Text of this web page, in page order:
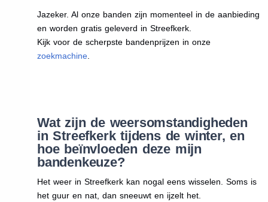
Jazeker. Al onze banden zijn momenteel in de aanbieding
en worden gratis geleverd in Streefkerk.
Kijk voor de scherpste bandenprijzen in onze
zoekmachine.
Wat zijn de weersomstandigheden
in Streefkerk tijdens de winter, en
hoe beïnvloeden deze mijn
bandenkeuze?
Het weer in Streefkerk kan nogal eens wisselen. Soms is
het guur en nat, dan sneeuwt en ijzelt het.